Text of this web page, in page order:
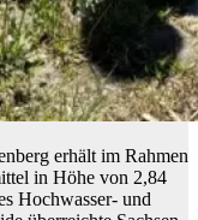
erhält im Rahmen
in Höhe von 2,84
Hochwasser- und